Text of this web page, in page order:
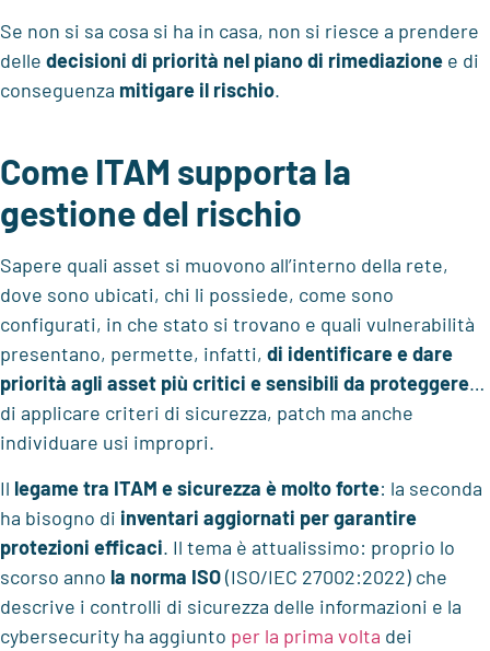
Se non si sa cosa si ha in casa, non si riesce a prendere
delle decisioni di priorità nel piano di rimediazione e di
conseguenza mitigare il rischio.
Come ITAM supporta la
gestione del rischio
Sapere quali asset si muovono all’interno della rete,
dove sono ubicati, chi li possiede, come sono
configurati, in che stato si trovano e quali vulnerabilità
presentano, permette, infatti, di identificare e dare
priorità agli asset più critici e sensibili da proteggere…
di applicare criteri di sicurezza, patch ma anche
individuare usi impropri.
Il legame tra ITAM e sicurezza è molto forte: la seconda
ha bisogno di inventari aggiornati pergarantire
protezioni efficaci. Il tema è attualissimo: proprio lo
scorso anno la norma ISO(ISO/IEC 27002:2022) che
descrive i controlli di sicurezza delle informazioni e la
cybersecurity ha aggiunto per la prima volta dei